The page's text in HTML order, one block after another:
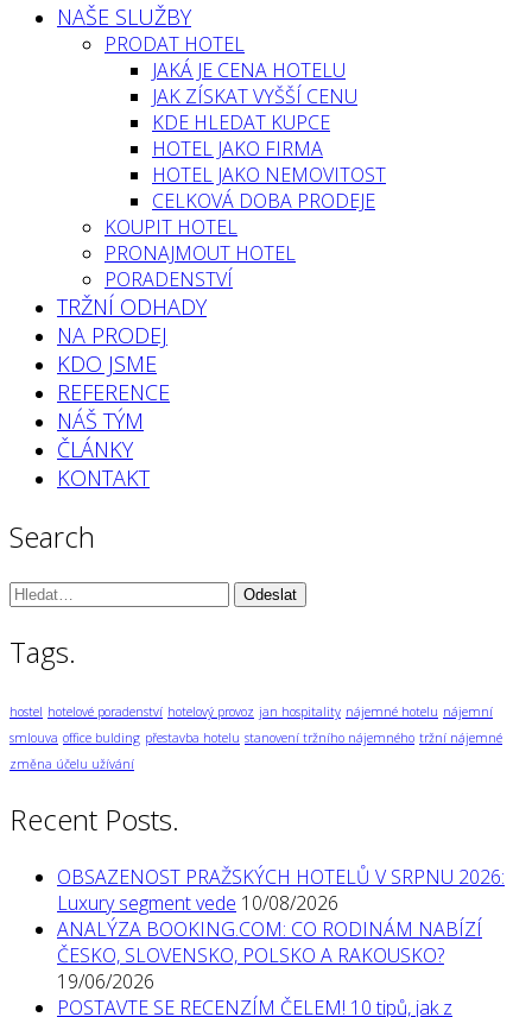
NAŠE SLUŽBY
PRODAT HOTEL
JAKÁ JE CENA HOTELU
JAK ZÍSKAT VYŠŠÍ CENU
KDE HLEDAT KUPCE
HOTEL JAKO FIRMA
HOTEL JAKO NEMOVITOST
CELKOVÁ DOBA PRODEJE
KOUPIT HOTEL
PRONAJMOUT HOTEL
PORADENSTVÍ
TRŽNÍ ODHADY
NA PRODEJ
KDO JSME
REFERENCE
NÁŠ TÝM
ČLÁNKY
KONTAKT
Search
Vyhledávání:
Tags.
hostel hotelové poradenství hotelový provoz jan hospitality nájemné hotelu nájemní
smlouva office bulding přestavba hotelu stanovení tržního nájemného tržní nájemné
změna účelu užívání
Recent Posts.
OBSAZENOST PRAŽSKÝCH HOTELŮ V SRPNU 2026:
Luxury segment vede 10/08/2026
ANALÝZA BOOKING.COM: CO RODINÁM NABÍZÍ
ČESKO, SLOVENSKO, POLSKO A RAKOUSKO?
19/06/2026
POSTAVTE SE RECENZÍM ČELEM! 10 tipů, jak z